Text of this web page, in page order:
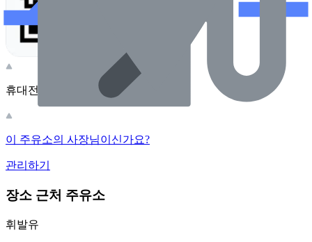
휴대전화 카메라로 찍어보세요
이 주유소의 사장님이신가요?
관리하기
장소 근처 주유소
휘발유